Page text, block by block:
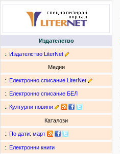
Издателство
:. Издателство LiterNet
Медии
:. Електронно списание LiterNet
:. Електронно списание БЕЛ
:. Културни новини
Каталози
:. По дати: март
:. Електронни книги